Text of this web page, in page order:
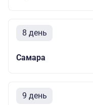
8 день
Самара
9 день